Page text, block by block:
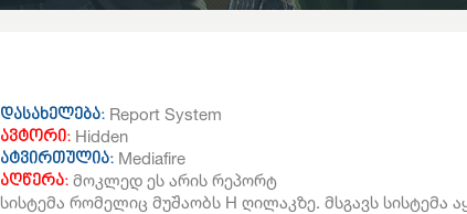
დასახელება: Report System
ავტორი: Hidden
ატვირთულია: Mediafire
აღწერა: მოკლედ ეს არის რეპორტ
სისტემა რომელიც მუშაობს H ღილაკზე. მსგავს სისტემა